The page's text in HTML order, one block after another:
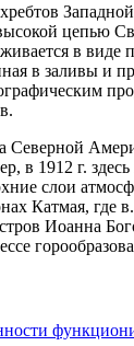
цепью
в
в заливы
Северной
1912 г.
слои
Катмая,
Иоанна